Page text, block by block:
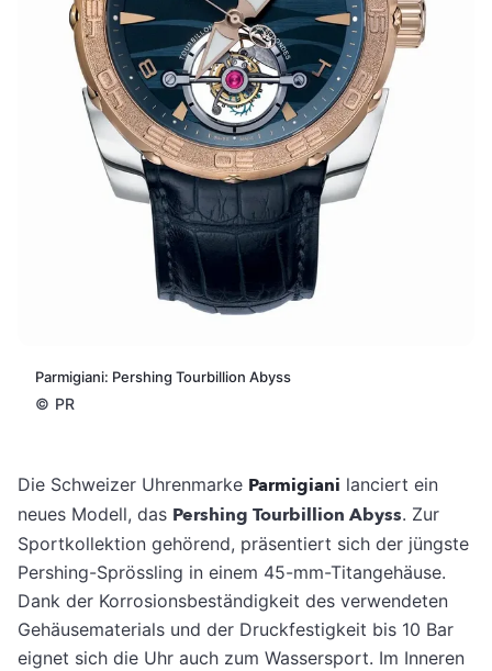
Parmigiani: Pershing Tourbillion Abyss
© PR
Die Schweizer Uhrenmarke Parmigiani lanciert ein
neues Modell, das Pershing Tourbillion Abyss. Zur
Sportkollektion gehörend, präsentiert sich der jüngste
Pershing-Sprössling in einem 45-mm-Titangehäuse.
Dank der Korrosionsbeständigkeit des verwendeten
Gehäusematerials und der Druckfestigkeit bis 10 Bar
eignet sich die Uhr auch zum Wassersport. Im Inneren